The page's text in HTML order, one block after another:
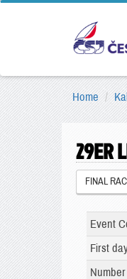
Home
29ER
FINAL
Event
First